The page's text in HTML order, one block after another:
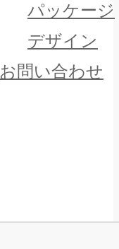
パッケージ
デザイン
お問い合わせ